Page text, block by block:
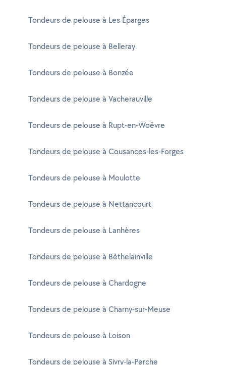
Tondeurs de pelouse à Les Éparges
Tondeurs de pelouse à Belleray
Tondeurs de pelouse à Bonzée
Tondeurs de pelouse à Vacherauville
Tondeurs de pelouse à Rupt-en-Woëvre
Tondeurs de pelouse à Cousances-les-Forges
Tondeurs de pelouse à Moulotte
Tondeurs de pelouse à Nettancourt
Tondeurs de pelouse à Lanhères
Tondeurs de pelouse à Béthelainville
Tondeurs de pelouse à Chardogne
Tondeurs de pelouse à Charny-sur-Meuse
Tondeurs de pelouse à Loison
Tondeurs de pelouse à Sivry-la-Perche